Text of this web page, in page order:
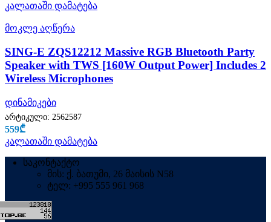
კალათაში დამატება
მოკლე აღწერა
SING-E ZQS12212 Massive RGB Bluetooth Party
Speaker with TWS [160W Output Power] Includes 2
Wireless Microphones
დინამიკები
არტიკული: 2562587
559₾
კალათაში დამატება
საკონტაქტო
მის: ქ. ბათუმი, 26 მაისის N58
ტელ: +995 555 961 968